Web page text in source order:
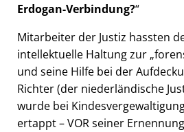
Erdogan-Verbindung?
Mitarbeiter der Justiz hassten
intellektuelle Haltung zur
und seine Hilfe bei der
Richter (der niederländische
wurde bei
ertappt – VOR seiner